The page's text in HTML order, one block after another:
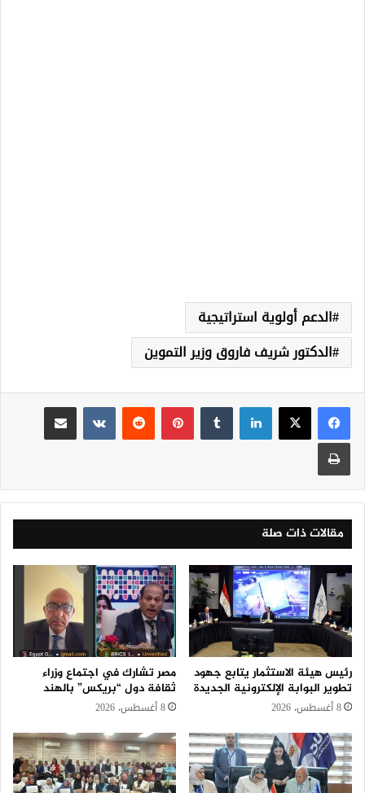
الدعم أولوية استراتيجية
الدكتور شريف فاروق وزير التموين
لينكدإن بينتيريست
مقالات ذات صلة
رئيس هيئة الاستثمار يتابع جهود
تطوير البوابة الإلكترونية الجديدة
8 أغسطس، 2026
مصر تشارك في اجتماع وزراء
ثقافة دول “بريكس” بالهند
8 أغسطس، 2026